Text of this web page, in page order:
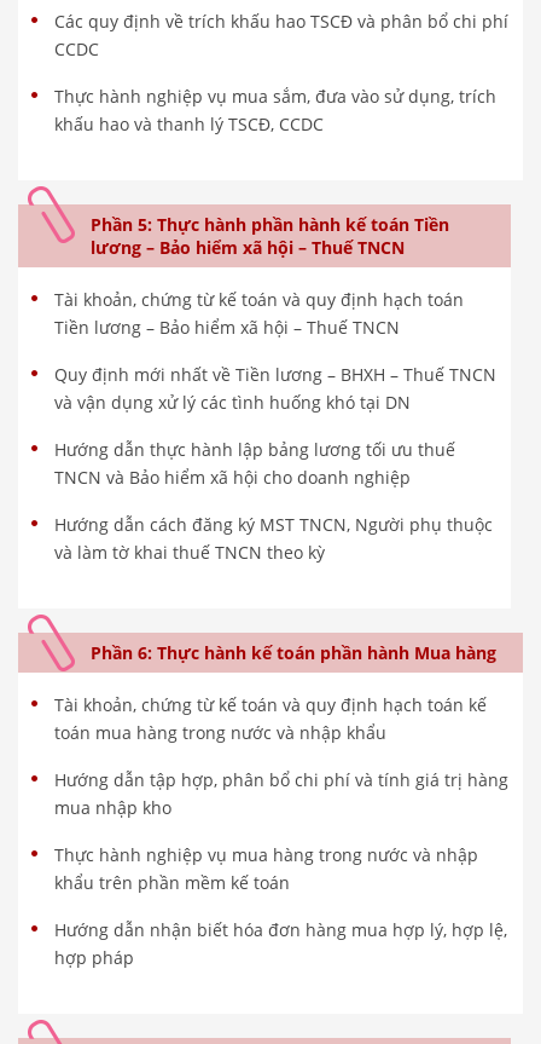
Các quy định về trích khấu hao TSCĐ và phân bổ chi phí
CCDC
Thực hành nghiệp vụ mua sắm, đưa vào sử dụng, trích
khấu hao và thanh lý TSCĐ, CCDC
Phần 5: Thực hành phần hành kế toán Tiền
lương – Bảo hiểm xã hội – Thuế TNCN
Tài khoản, chứng từ kế toán và quy định hạch toán
Tiền lương – Bảo hiểm xã hội – Thuế TNCN
Quy định mới nhất về Tiền lương – BHXH – Thuế TNCN
và vận dụng xử lý các tình huống khó tại DN
Hướng dẫn thực hành lập bảng lương tối ưu thuế
TNCN và Bảo hiểm xã hội cho doanh nghiệp
Hướng dẫn cách đăng ký MST TNCN, Người phụ thuộc
và làm tờ khai thuế TNCN theo kỳ
Phần 6: Thực hành kế toán phần hành Mua hàng
Tài khoản, chứng từ kế toán và quy định hạch toán kế
toán mua hàng trong nước và nhập khẩu
Hướng dẫn tập hợp, phân bổ chi phí và tính giá trị hàng
mua nhập kho
Thực hành nghiệp vụ mua hàng trong nước và nhập
khẩu trên phần mềm kế toán
Hướng dẫn nhận biết hóa đơn hàng mua hợp lý, hợp lệ,
hợp pháp